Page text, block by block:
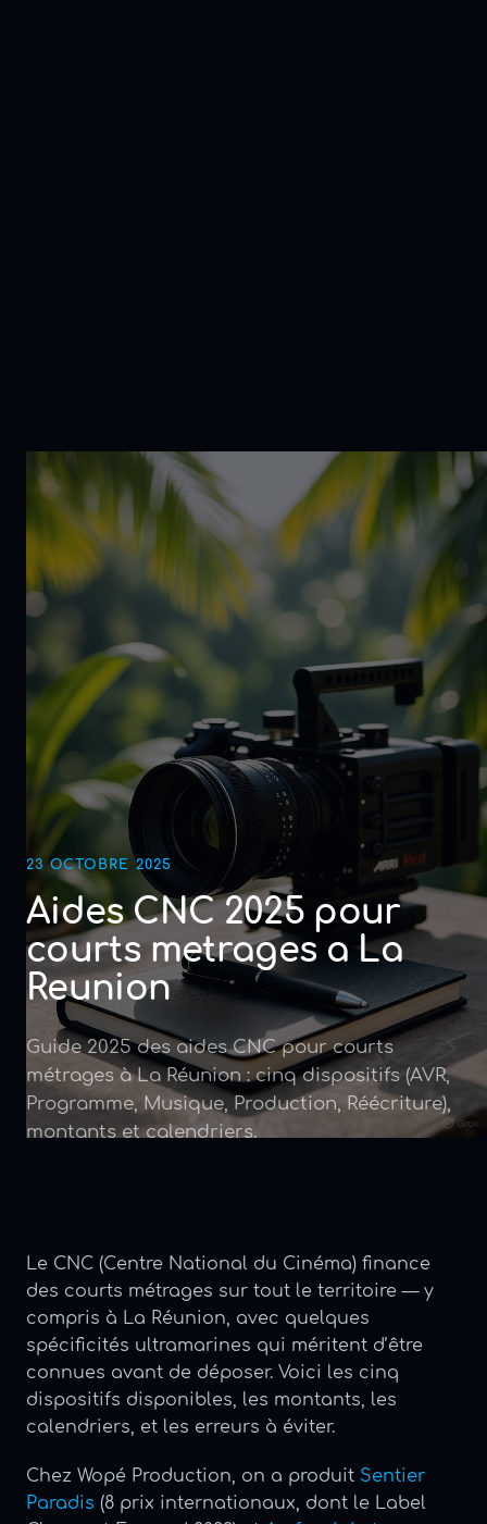
23 OCTOBRE 2025
Aides CNC 2025 pour
courts metrages a La
Reunion
Guide 2025 des aides CNC pour courts
métrages à La Réunion : cinq dispositifs (AVR,
Programme, Musique, Production, Réécriture),
montants et calendriers.
Le CNC (Centre National du Cinéma) finance
des courts métrages sur tout le territoire — y
compris à La Réunion, avec quelques
spécificités ultramarines qui méritent d’être
connues avant de déposer. Voici les cinq
dispositifs disponibles, les montants, les
calendriers, et les erreurs à éviter.
Chez Wopé Production, on a produit Sentier
Paradis (8 prix internationaux, dont le Label